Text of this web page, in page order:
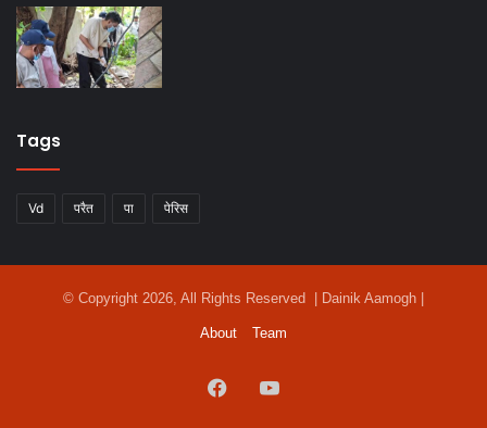
Tags
Vd परैत पा पेरिस
© Copyright 2026, All Rights Reserved | Dainik Aamogh |
About Team
Facebook